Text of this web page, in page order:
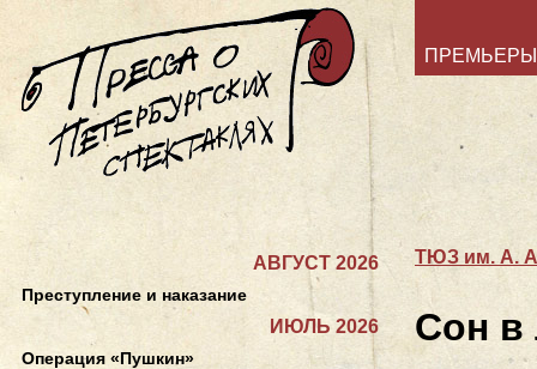
ПРЕМЬЕРЫ
ТЮЗ им. А.
Сон в
АВГУСТ 2026
Преступление и наказание
ИЮЛЬ 2026
Операция «Пушкин»